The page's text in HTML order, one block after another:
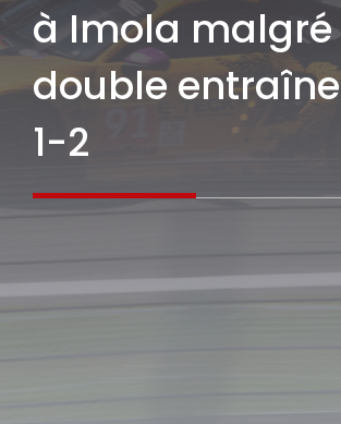
à Imola malgré
double
1-2